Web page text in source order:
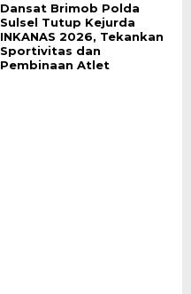
Dansat Brimob Polda
Sulsel Tutup Kejurda
INKANAS 2026, Tekankan
Sportivitas dan
Pembinaan Atlet